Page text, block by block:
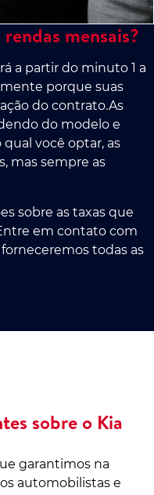
mensais?
a partir do minuto 1 a
porque suas
do contrato.As
do modelo e
você optar, as
mas sempre as
sobre as taxas que
em contato com
todas as
sobre o Kia
garantimos na
automobilistas e